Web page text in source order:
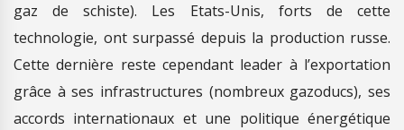
gaz de schiste). Les Etats-Unis, forts de cette
technologie, ont surpassé depuis la production russe.
Cette dernière reste cependant leader à l’exportation
grâce à ses infrastructures (nombreux gazoducs), ses
accords internationaux et une politique énergétique